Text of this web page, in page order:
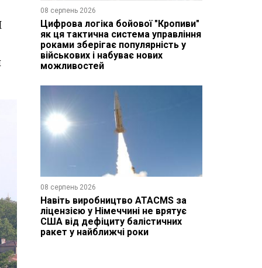
08 серпень 2026
Цифрова логіка бойової "Кропиви"
як ця тактична система управління
роками зберігає популярність у
військових і набуває нових
можливостей
08 серпень 2026
Навіть виробництво ATACMS за
ліцензією у Німеччині не врятує
США від дефіциту балістичних
ракет у найближчі роки